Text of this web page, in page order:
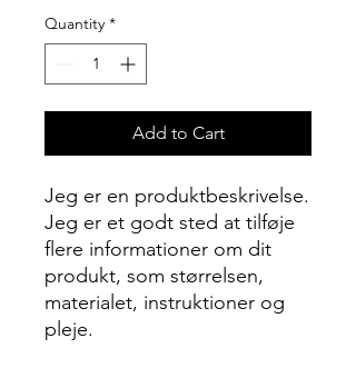
Quantity *
Add to Cart
Jeg er en produktbeskrivelse.
Jeg er et godt sted at tilføje
flere informationer om dit
produkt, som størrelsen,
materialet, instruktioner og
pleje.